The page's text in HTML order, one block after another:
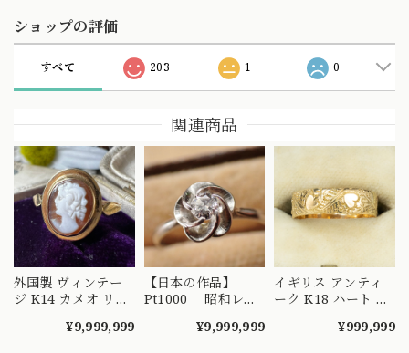
ショップの評価
すべて 203 1 0
関連商品
外国製 ヴィンテー
ジ K14 カメオ リン
しめるようなデザイ
¥9,999,999
【日本の作品】
Pt1000 昭和レト
リング 捻り梅
¥9,999,999
イギリス アンティ
ーク K18 ハート エ
り リング 1908年 バ
¥999,999